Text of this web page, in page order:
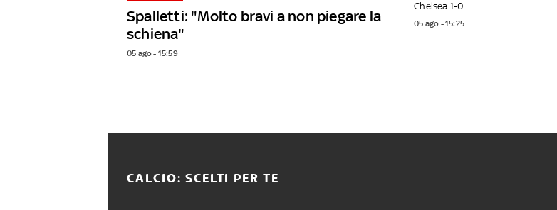
Spalletti: "Molto bravi a non piegare la
schiena"
05 ago - 15:59
Chelsea 1-0...
05 ago - 15:25
CALCIO: SCELTI PER TE